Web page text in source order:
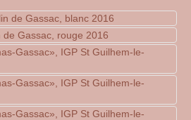
de Gassac, blanc 2016
de Gassac, rouge 2016
Gassac», IGP St Guilhem-le-
Gassac», IGP St Guilhem-le-
Gassac», IGP St Guilhem-le-